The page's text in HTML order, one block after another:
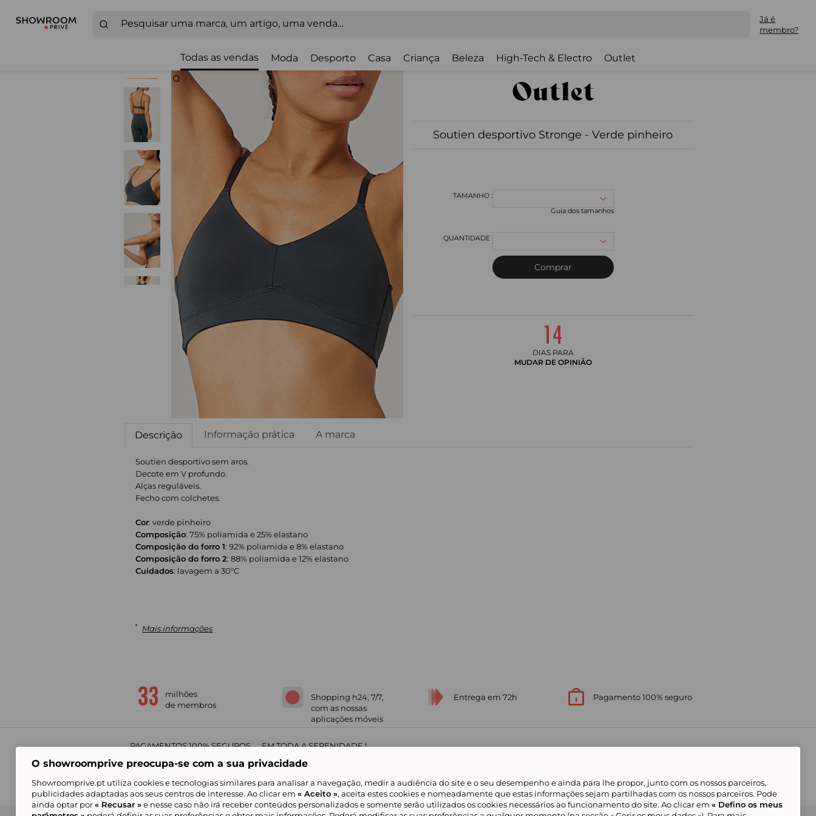
Já é
membro?
Todas as vendas Moda Desporto Casa Criança Beleza High-Tech & Electro Outlet
Zoom
Soutien desportivo Stronge - Verde pinheiro
Guia dos tamanhos
Comprar
DIAS PARA
MUDAR DE OPINIÃO
Descrição Informação prática A marca
Soutien desportivo sem aros.
Decote em V profundo.
Alças reguláveis.
Fecho com colchetes.
Cor: verde pinheiro
Composição: 75% poliamida e 25% elastano
Composição do forro 1: 92% poliamida e 8% elastano
Composição do forro 2: 88% poliamida e 12% elastano
Cuidados: lavagem a 30°C
* Mais informações
milhões
de membros
Shopping h24, 7/7,
com as nossas
aplicações móveis
Entrega em 72h Pagamento 100% seguro
PAGAMENTOS 100% SEGUROS EM TODA A SERENIDADE !
O showroomprive preocupa-se com a sua privacidade
Showroomprive.pt utiliza cookies e tecnologias similares para analisar a navegação, medir a audiência do site e o seu desempenho e ainda para lhe propor, junto com os nossos parceiros,
publicidades adaptadas aos seus centros de interesse. Ao clicar em « Aceito », aceita estes cookies e nomeadamente que estas informações sejam partilhadas com os nossos parceiros. Pode
ainda optar por« Recusar »e nesse caso não irá receber conteúdos personalizados e somente serão utilizados os cookies necessários ao funcionamento do site. Ao clicar em « Defino os meus